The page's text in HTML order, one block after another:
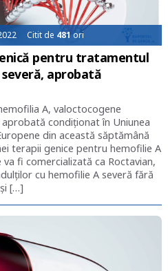
Citit de 481 ori
pentru tratamentul
aprobată
A, valoctocogene
condiționat în Uniunea
din această săptămână
terapii genice pentru hemofilie A
fi comercializată ca Roctavian,
cu hemofilie A severă fără
[…]